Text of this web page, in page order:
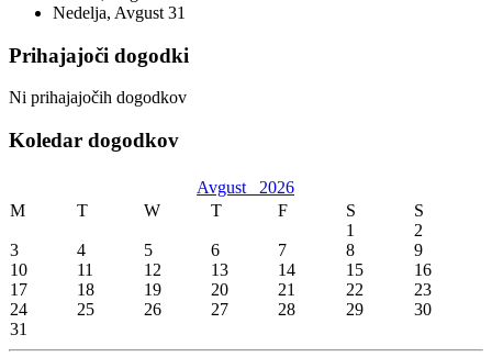
Nedelja, Avgust 31
Prihajajoči dogodki
Ni prihajajočih dogodkov
Koledar dogodkov
Avgust 2026
M
T W T F S
S
1
2
3
4 5 6 7 8
9
10
11 12 13 14 15
16
17
18 19 20 21 22
23
24
25 26 27 28 29
30
31